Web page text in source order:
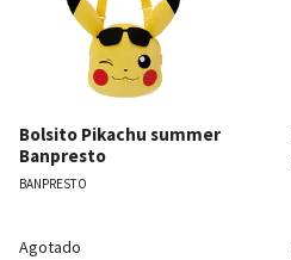
Bolsito Pikachu summer
Banpresto
BANPRESTO
Agotado